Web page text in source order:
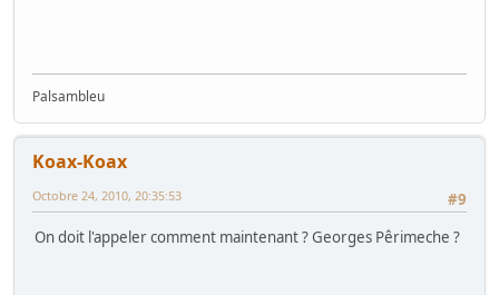
Palsambleu
Koax-Koax
#9
Octobre 24, 2010, 20:35:53
On doit l'appeler comment maintenant ? Georges Pêrimeche ?